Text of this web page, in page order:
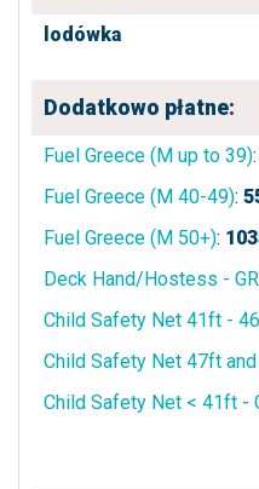
lodówka
Dodatkowo płatne:
Fuel Greece (M up to 39):
Fuel Greece (M 40-49):
Fuel Greece (M 50+):
Deck Hand/Hostess - GR
Child Safety Net 41ft -
Child Safety Net 47ft
Child Safety Net < 41ft -